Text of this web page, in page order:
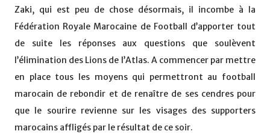
Zaki, qui est peu de chose désormais, il incombe à la
Fédération Royale Marocaine de Football d’apporter tout
de suite les réponses aux questions que soulèvent
l’élimination des Lions de l’Atlas. A commencer par mettre
en place tous les moyens qui permettront au football
marocain de rebondir et de renaître de ses cendres pour
que le sourire revienne sur les visages des supporters
marocains affligés par le résultat de ce soir.